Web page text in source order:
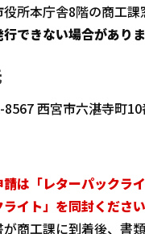
役所本庁舎8階の商工
行できない場合があり
西宮市六湛寺町
請は「レターパックラ
イト」を同封ください
が商工課に到着後、書